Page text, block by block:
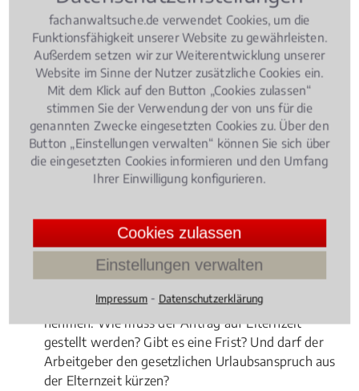
Eltern haben in Deutschland nach der Geburt ihres
Kindes die Möglichkeit drei Jahre Elternzeit im Job zu
nehmen. Wie muss der Antrag auf Elternzeit
gestellt werden? Gibt es eine Frist? Und darf der
Arbeitgeber den gesetzlichen Urlaubsanspruch aus
der Elternzeit kürzen?
fachanwaltsuche.de verwendet Cookies, um die
Funktionsfähigkeit unserer Website zu gewährleisten.
Außerdem setzen wir zur Weiterentwicklung unserer
Website im Sinne der Nutzer zusätzliche Cookies ein.
Mit dem Klick auf den Button „Cookies zulassen“
stimmen Sie der Verwendung der von uns für die
genannten Zwecke eingesetzten Cookies zu. Über den
Button „Einstellungen verwalten“ können Sie sich über
die eingesetzten Cookies informieren und den Umfang
Ihrer Einwilligung konfigurieren.
Cookies zulassen
Einstellungen verwalten
Impressum ⁃ Datenschutzerklärung